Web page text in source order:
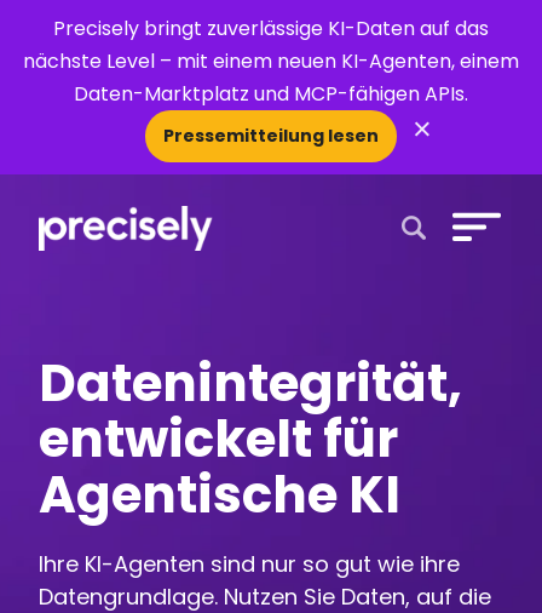
Precisely bringt zuverlässige KI-Daten auf das
nächste Level – mit einem neuen KI-Agenten, einem
Daten-Marktplatz und MCP-fähigen APIs.
Pressemitteilung lesen ×
Datenintegrität,
entwickelt für
Agentische KI
Ihre KI-Agenten sind nur so gut wie ihre
Datengrundlage. Nutzen Sie Daten, auf die